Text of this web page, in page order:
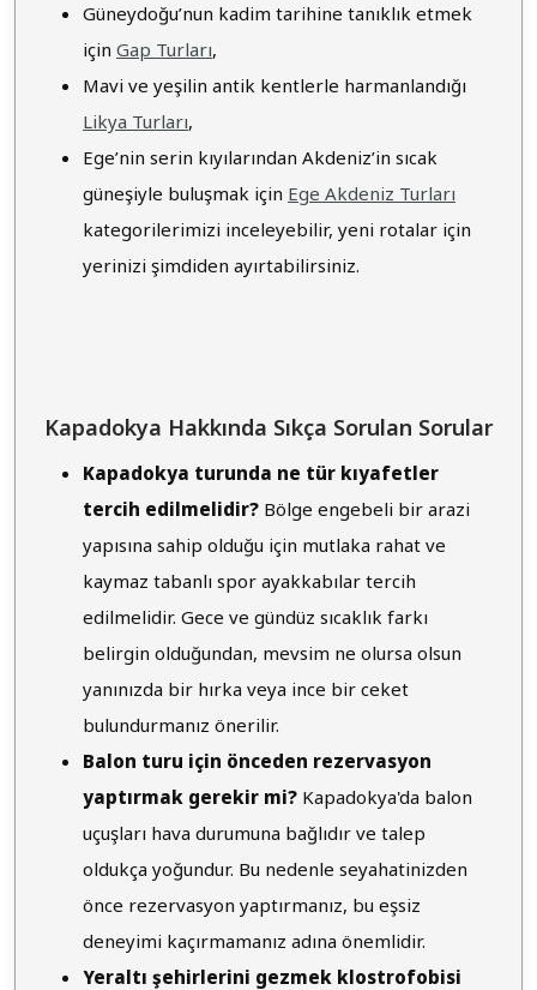
Güneydoğu’nun kadim tarihine tanıklık etmek
için Gap Turları,
Mavi ve yeşilin antik kentlerle harmanlandığı
Likya Turları,
Ege’nin serin kıyılarından Akdeniz’in sıcak
güneşiyle buluşmak için Ege Akdeniz Turları
kategorilerimizi inceleyebilir, yeni rotalar için
yerinizi şimdiden ayırtabilirsiniz.
Kapadokya Hakkında Sıkça Sorulan Sorular
Kapadokya turunda ne tür kıyafetler
tercih edilmelidir? Bölge engebeli bir arazi
yapısına sahip olduğu için mutlaka rahat ve
kaymaz tabanlı spor ayakkabılar tercih
edilmelidir. Gece ve gündüz sıcaklık farkı
belirgin olduğundan, mevsim ne olursa olsun
yanınızda bir hırka veya ince bir ceket
bulundurmanız önerilir.
Balon turu için önceden rezervasyon
yaptırmak gerekir mi? Kapadokya'da balon
uçuşları hava durumuna bağlıdır ve talep
oldukça yoğundur. Bu nedenle seyahatinizden
önce rezervasyon yaptırmanız, bu eşsiz
deneyimi kaçırmamanız adına önemlidir.
Yeraltı şehirlerini gezmek klostrofobisi